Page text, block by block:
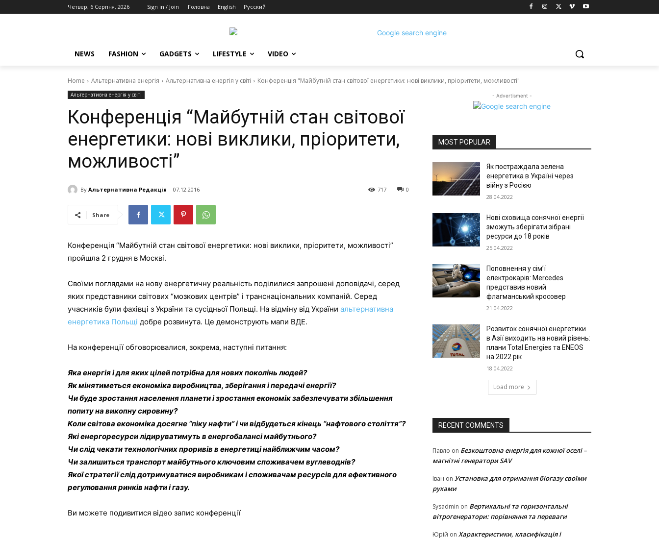
Четвер, 6 Серпня, 2026 Sign in / Join Головна English Русский
NEWS FASHION GADGETS LIFESTYLE VIDEO
Home Альтернативна енергія Альтернативна енергія у світі Конференція "Майбутній стан світової енергетики: нові виклики, пріоритети, можливості"
Альтернативна енергія у світі
Конференція “Майбутній стан світової
енергетики: нові виклики, пріоритети,
можливості”
By Альтернативна Редакція 07.12.2016 0
717
Share
Конференція “Майбутній стан світової енергетики: нові виклики, пріоритети, можливості”
пройшла 2 грудня в Москві.
Своїми поглядами на нову енергетичну реальність поділилися запрошені доповідачі, серед
яких представники світових “мозкових центрів” і транснаціональних компаній. Серед
учасників були фахівці з України та сусідньої Польщі. На відміну від України альтернативна
енергетика Польщі добре розвинута. Це демонструють мапи ВДЕ.
На конференції обговорювалися, зокрема, наступні питання:
Яка енергія і для яких цілей потрібна для нових поколінь людей?
Як мінятиметься економіка виробництва, зберігання і передачі енергії?
Чи буде зростання населення планети і зростання економік забезпечувати збільшення
попиту на викопну сировину?
Коли світова економіка досягне “піку нафти” і чи відбудеться кінець “нафтового століття”?
Які енергоресурси лідируватимуть в енергобалансі майбутнього?
Чи слід чекати технологічних проривів в енергетиці найближчим часом?
Чи залишиться транспорт майбутнього ключовим споживачем вуглеводнів?
Якої стратегії слід дотримуватися виробникам і споживачам ресурсів для ефективного
регулювання ринків нафти і газу.
Ви можете подивитися відео запис конференції
- Advertisment -
MOST POPULAR
Як постраждала зелена
енергетика в Україні через
війну з Росією
28.04.2022
Нові сховища сонячної енергії
зможуть зберігати зібрані
ресурси до 18 років
25.04.2022
Поповнення у сім’ї
електрокарів: Mercedes
представив новий
флагманський кросовер
21.04.2022
Розвиток сонячної енергетики
в Азії виходить на новий рівень:
плани Total Energies та ENEOS
на 2022 рік
18.04.2022
Load more
RECENT COMMENTS
Павло on Безкоштовна енергія для кожної оселі –
магнітні генератори SAV
Іван on Установка для отримання біогазу своїми
руками
Sysadmin on Вертикальні та горизонтальні
вітрогенератори: порівняння та переваги
Юрій on Характеристики, класифікація і